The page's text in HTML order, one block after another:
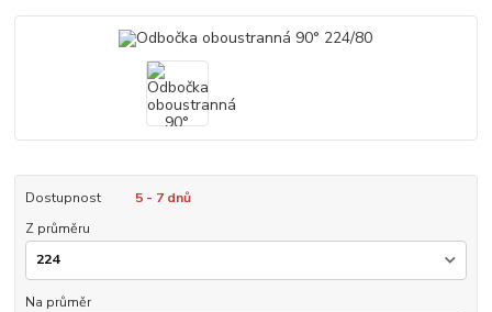
Dostupnost
5 - 7 dnů
Z průměru
Na průměr